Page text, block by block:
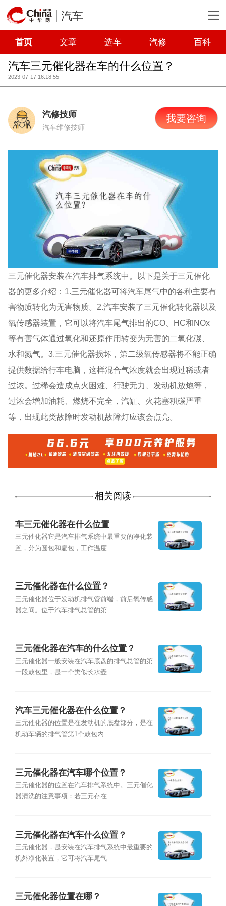
汽车
首页 文章 选车 汽修 百科
汽车三元催化器在车的什么位置？
2023-07-17 16:18:55
汽修技师
汽车维修技师
我要咨询
三元催化器安装在汽车排气系统中。以下是关于三元催化
器的更多介绍：1.三元催化器可将汽车尾气中的各种主要有
害物质转化为无害物质。2.汽车安装了三元催化转化器以及
氧传感器装置，它可以将汽车尾气排出的CO、HC和NOx
等有害气体通过氧化和还原作用转变为无害的二氧化碳、
水和氮气。3.三元催化器损坏，第二级氧传感器将不能正确
提供数据给行车电脑，这样混合气浓度就会出现过稀或者
过浓。过稀会造成点火困难、行驶无力、发动机放炮等，
过浓会增加油耗、燃烧不完全，汽缸、火花塞积碳严重
等，出现此类故障时发动机故障灯应该会点亮。
相关阅读
车三元催化器在什么位置
三元催化器它是汽车排气系统中最重要的净化装
置，分为圆包和扁包，工作温度...
三元催化器在什么位置？
三元催化器位于发动机排气管前端，前后氧传感
器之间。位于汽车排气总管的第...
三元催化器在汽车的什么位置？
三元催化器一般安装在汽车底盘的排气总管的第
一段鼓包里，是一个类似长水壶...
汽车三元催化器在什么位置？
三元催化器的位置是在发动机的底盘部分，是在
机动车辆的排气管第1个鼓包内...
三元催化器在汽车哪个位置？
三元催化器的位置在汽车排气系统中。三元催化
器清洗的注意事项：若三元存在...
三元催化器在汽车什么位置？
三元催化器，是安装在汽车排气系统中最重要的
机外净化装置，它可将汽车尾气...
三元催化器位置在哪？